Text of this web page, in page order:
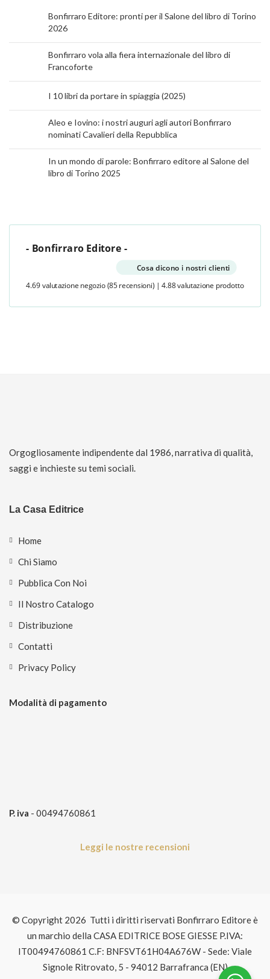
Bonfirraro Editore: pronti per il Salone del libro di Torino
2026
Bonfirraro vola alla fiera internazionale del libro di
Francoforte
I 10 libri da portare in spiaggia (2025)
Aleo e Iovino: i nostri auguri agli autori Bonfirraro
nominati Cavalieri della Repubblica
In un mondo di parole: Bonfirraro editore al Salone del
libro di Torino 2025
- Bonfirraro Editore -
Cosa dicono i nostri clienti
4.69 valutazione negozio (85 recensioni) | 4.88 valutazione prodotto
Orgogliosamente indipendente dal 1986, narrativa di qualità,
saggi e inchieste su temi sociali.
La Casa Editrice
Home
Chi Siamo
Pubblica Con Noi
Il Nostro Catalogo
Distribuzione
Contatti
Privacy Policy
Modalità di pagamento
P. iva - 00494760861
Leggi le nostre recensioni
© Copyright 2026 Tutti i diritti riservati Bonfirraro Editore è
un marchio della CASA EDITRICE BOSE GIESSE P.IVA:
IT00494760861 C.F: BNFSVT61H04A676W - Sede: Viale
Signole Ritrovato, 5 - 94012 Barrafranca (EN)